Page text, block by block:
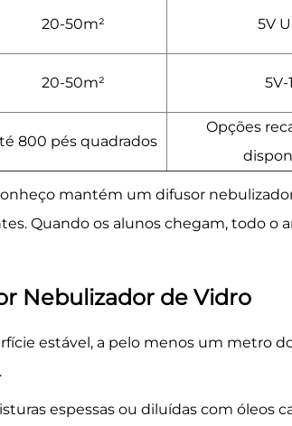
20-50m² 5V
20-50m² 5V-
800 pés quadrados
Opções
mantém um difusor
Quando os alunos chegam, todo o
Nebulizador de Vidro
estável, a pelo menos um metro
espessas ou diluídas com